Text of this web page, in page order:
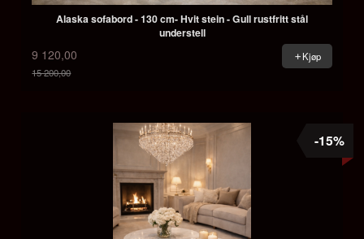
Alaska sofabord - 130 cm- Hvit stein - Gull rustfritt stål
understell
9 120,00
15 200,00
Kjøp
-15%